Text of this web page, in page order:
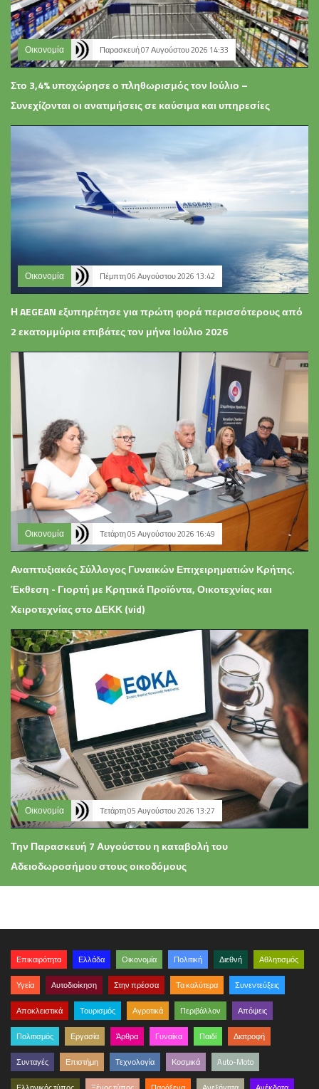
Οικονομία Παρασκευή 07 Αυγούστου 2026 14:33
Στο 3,4% υποχώρησε ο πληθωρισμός τον Ιούλιο –
Συνεχίζονται οι ανατιμήσεις σε καύσιμα και υπηρεσίες
Οικονομία Πέμπτη 06 Αυγούστου 2026 13:42
Η AEGEAN εξυπηρέτησε για πρώτη φορά περισσότερους από
2 εκατομμύρια επιβάτες τον μήνα Ιούλιο 2026
Οικονομία Τετάρτη 05 Αυγούστου 2026 16:49
Αναπτυξιακός Σύλλογος Γυναικών Επιχειρηματιών Κρήτης.
Έκθεση - Γιορτή με Κρητικά Προϊόντα, Οικοτεχνίας και
Χειροτεχνίας στο ΔΕΚΚ (vid)
Οικονομία Τετάρτη 05 Αυγούστου 2026 13:27
Την Παρασκευή 7 Αυγούστου η καταβολή του
Αδειοδωροσήμου στους οικοδόμους
Επικαιρότητα Ελλάδα Οικονομία Πολιτική Διεθνή Αθλητισμός
Υγεία Αυτοδιοίκηση Στην πρέσσα Τα καλύτερα Συνεντεύξεις
Αποκλειστικά Τουρισμός Αγροτικά Περιβάλλον Απόψεις
Πολιτισμός Εργασία Άρθρα Γυναίκα Παιδί Διατροφή
Συνταγές Επιστήμη Τεχνολογία Κοσμικά Auto-Moto